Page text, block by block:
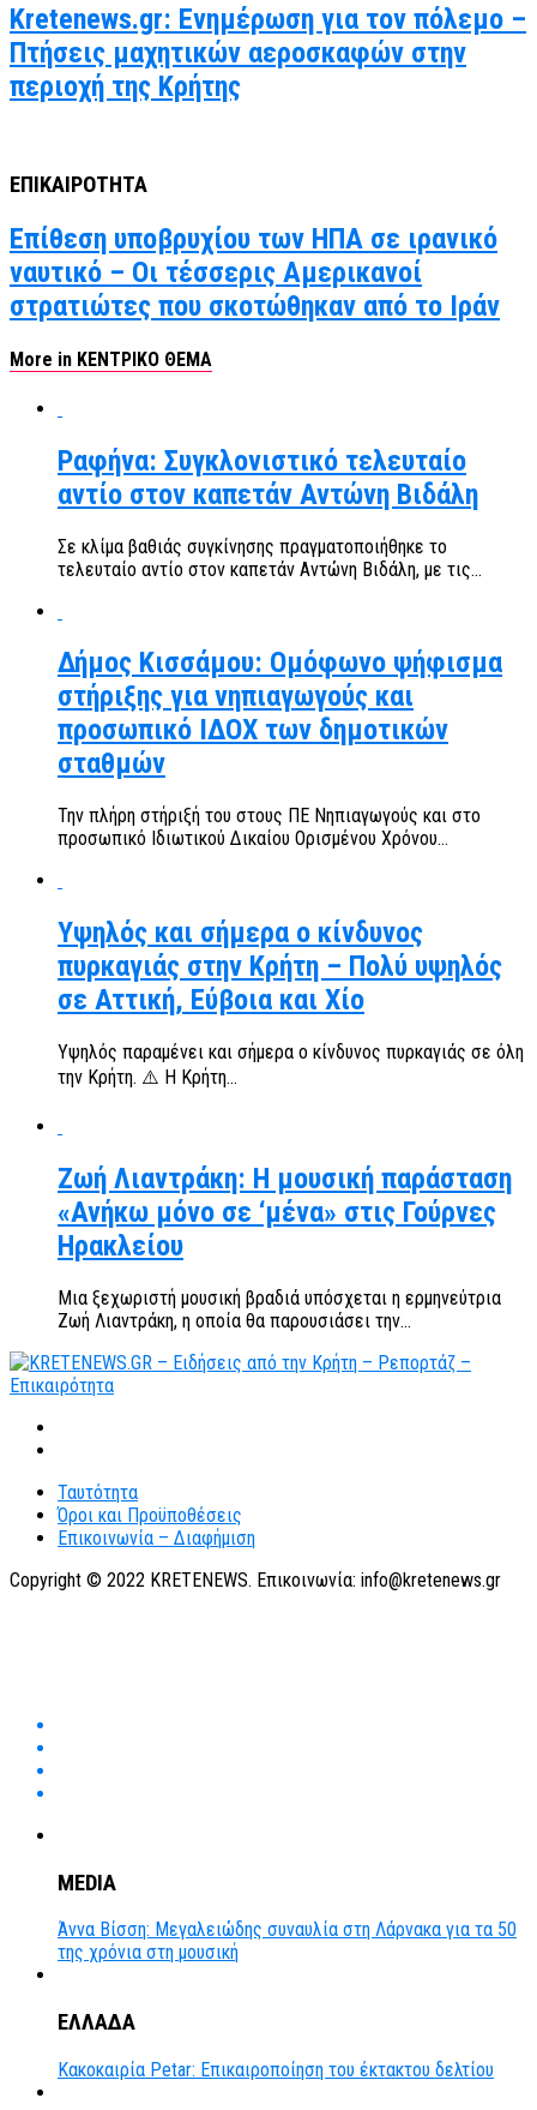
Kretenews.gr: Ενημέρωση για τον πόλεμο –
Πτήσεις μαχητικών αεροσκαφών στην
περιοχή της Κρήτης
ΕΠΙΚΑΙΡΟΤΗΤΑ
Επίθεση υποβρυχίου των ΗΠΑ σε ιρανικό
ναυτικό – Οι τέσσερις Αμερικανοί
στρατιώτες που σκοτώθηκαν από το Ιράν
More in ΚΕΝΤΡΙΚΟ ΘΕΜΑ
Ραφήνα: Συγκλονιστικό τελευταίο
αντίο στον καπετάν Αντώνη Βιδάλη
Σε κλίμα βαθιάς συγκίνησης πραγματοποιήθηκε το
τελευταίο αντίο στον καπετάν Αντώνη Βιδάλη, με τις...
Δήμος Κισσάμου: Ομόφωνο ψήφισμα
στήριξης για νηπιαγωγούς και
προσωπικό ΙΔΟΧ των δημοτικών
σταθμών
Την πλήρη στήριξή του στους ΠΕ Νηπιαγωγούς και στο
προσωπικό Ιδιωτικού Δικαίου Ορισμένου Χρόνου...
Υψηλός και σήμερα ο κίνδυνος
πυρκαγιάς στην Κρήτη – Πολύ υψηλός
σε Αττική, Εύβοια και Χίο
Υψηλός παραμένει και σήμερα ο κίνδυνος πυρκαγιάς σε όλη
την Κρήτη. ⚠️ Η Κρήτη...
Ζωή Λιαντράκη: Η μουσική παράσταση
«Ανήκω μόνο σε ‘μένα» στις Γούρνες
Ηρακλείου
Μια ξεχωριστή μουσική βραδιά υπόσχεται η ερμηνεύτρια
Ζωή Λιαντράκη, η οποία θα παρουσιάσει την...
Ταυτότητα
Όροι και Προϋποθέσεις
Επικοινωνία – Διαφήμιση
Copyright © 2022 KRETENEWS. Επικοινωνία: info@kretenews.gr
MEDIA
Άννα Βίσση: Μεγαλειώδης συναυλία στη Λάρνακα για τα 50
της χρόνια στη μουσική
ΕΛΛΑΔΑ
Κακοκαιρία Petar: Επικαιροποίηση του έκτακτου δελτίου